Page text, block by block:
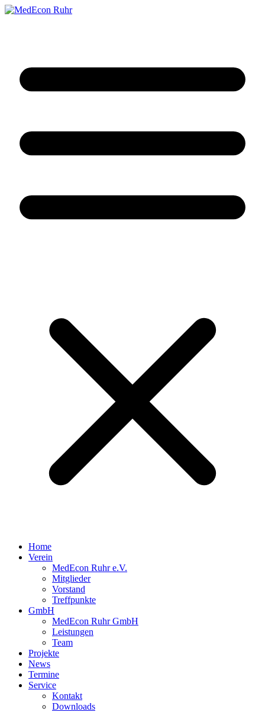
Home
Verein
MedEcon Ruhr e.V.
Mitglieder
Vorstand
Treffpunkte
GmbH
MedEcon Ruhr GmbH
Leistungen
Team
Projekte
News
Termine
Service
Kontakt
Downloads